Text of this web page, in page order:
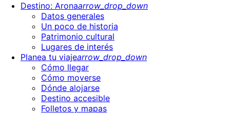
Destino: Aronaarrow_drop_down
Datos generales
Un poco de historia
Patrimonio cultural
Lugares de interés
Planea tu viajearrow_drop_down
Cómo llegar
Cómo moverse
Dónde alojarse
Destino accesible
Folletos y mapas